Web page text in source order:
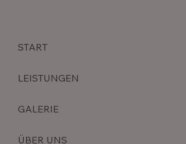
START
LEISTUNGEN
GALERIE
ÜBER UNS